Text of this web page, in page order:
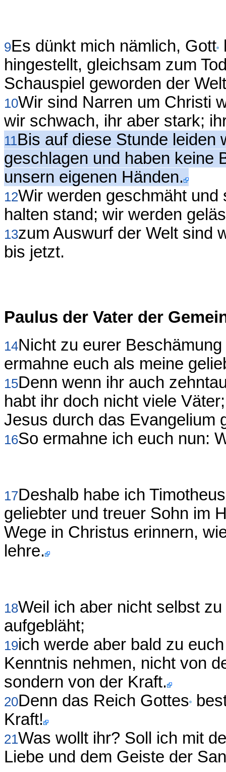
9Es dünkt mich nämlich, Gott
hingestellt, gleichsam zum
Schauspiel geworden der
10Wir sind Narren um Christi
wir schwach, ihr aber stark;
11Bis auf diese Stunde leiden
geschlagen und haben keine
unsern eigenen Händen.
12Wir werden geschmäht und
halten stand; wir werden
13zum Auswurf der Welt sind
bis jetzt.
Paulus der Vater der
14Nicht zu eurer
ermahne euch als meine
15Denn wenn ihr auch
habt ihr doch nicht viele
Jesus durch das Evangelium
16So ermahne ich euch nun:
17Deshalb habe ich
geliebter und treuer Sohn im
Wege in Christus erinnern,
lehre.
18Weil ich aber nicht selbst
aufgebläht;
19ich werde aber bald zu
Kenntnis nehmen, nicht von
sondern von der Kraft.
20Denn das Reich Gottes
Kraft!
21Was wollt ihr? Soll ich mit
Liebe und dem Geiste der